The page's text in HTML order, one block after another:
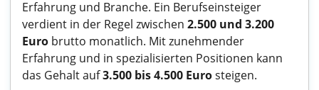
Erfahrung und Branche. Ein Berufseinsteiger
verdient in der Regel zwischen 2.500 und 3.200
Euro brutto monatlich. Mit zunehmender
Erfahrung und in spezialisierten Positionen kann
das Gehalt auf3.500 bis 4.500 Eurosteigen.